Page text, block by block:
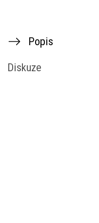
Popis
Diskuze